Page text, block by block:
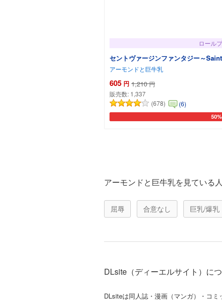
ロール
セントヴァージンファンタジー～
アーモンドと巨牛乳
605 円 1,210 円
販売数: 1,337
(678)
(6)
カー
アーモンドと巨牛乳を見ている
屈辱 合意なし 巨乳/爆乳
DLsite（ディーエルサイト）に
DLsiteは同人誌・漫画（マンガ）・コ